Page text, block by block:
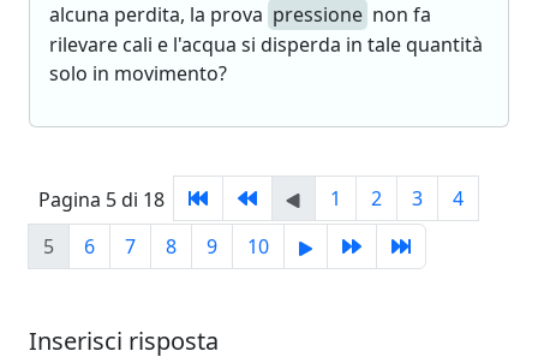
alcuna perdita, la prova pressione non fa
rilevare cali e l'acqua si disperda in tale quantità
solo in movimento?
Pagina 5 di 18 1 2 3
4
5
6 7 8 9 10
Inserisci risposta